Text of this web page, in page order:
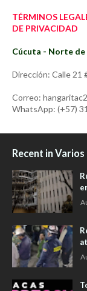
TÉRMINOS
DE PRIVACIDAD
Cúcuta - Norte
Dirección: Calle 21
Correo:
WhatsApp: (+57)
Recent in Varios